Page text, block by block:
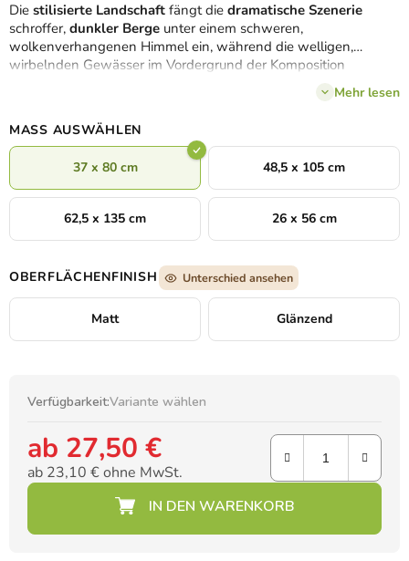
Die stilisierte Landschaft fängt die dramatische Szenerie
schroffer, dunkler Berge unter einem schweren,
wolkenverhangenen Himmel ein, während die welligen,
wirbelnden Gewässer im Vordergrund der Komposition
Bewegung und Energie verleihen. Die weichen, abgerundeten
Formen der Wolken stehen im Kontrast zu den scharfen Linien
der Berge und erzeugen so einen traumhaften, künstlerischen
Eindruck. Die dunkelblaue und graue Farbpalette wird durch
einen sanften Schimmer gelb-orangefarbenen Lichts auf den
Gipfeln belebt – als Zeichen der Hoffnung inmitten des
aufziehenden Sturms.
Mehr lesen
MASS AUSWÄHLEN
37 x 80 cm 48,5 x 105 cm
62,5 x 135 cm 26 x 56 cm
OBERFLÄCHENFINISH Unterschied ansehen
Matt Glänzend
Verfügbarkeit:Variante wählen
ab 27,50 €
ab 23,10 €ohne MwSt.